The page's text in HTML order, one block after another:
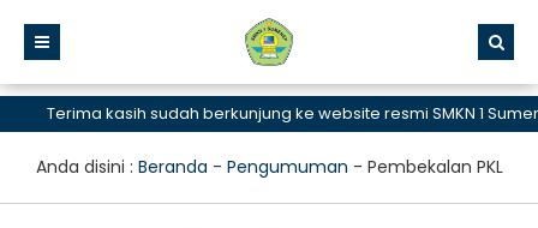
Terima kasih sudah berkunjung ke website resmi SMKN 1
Anda disini : Beranda - Pengumuman - Pembekalan PKL